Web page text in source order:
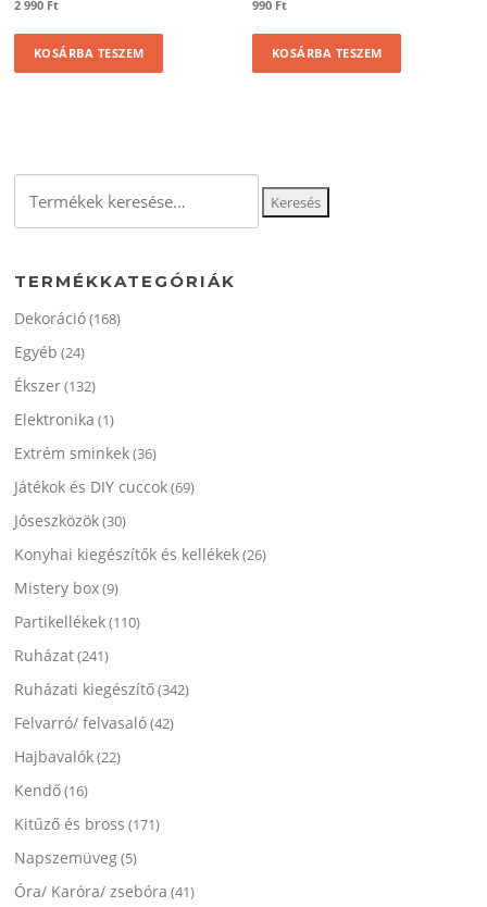
2 990 Ft
KOSÁRBA TESZEM
990 Ft
KOSÁRBA TESZEM
következőre:
Keresés
TERMÉKKATEGÓRIÁK
Dekoráció(168)
Egyéb (24)
Ékszer(132)
Elektronika (1)
Extrém sminkek(36)
Játékok és DIY cuccok(69)
Jóseszközök(30)
Konyhai kiegészítők és kellékek(26)
Mistery box(9)
Partikellékek(110)
Ruházat(241)
Ruházati kiegészítő(342)
Felvarró/ felvasaló(42)
Hajbavalók(22)
Kendő(16)
Kitűző és bross (171)
Napszemüveg(5)
Óra/ Karóra/ zsebóra (41)